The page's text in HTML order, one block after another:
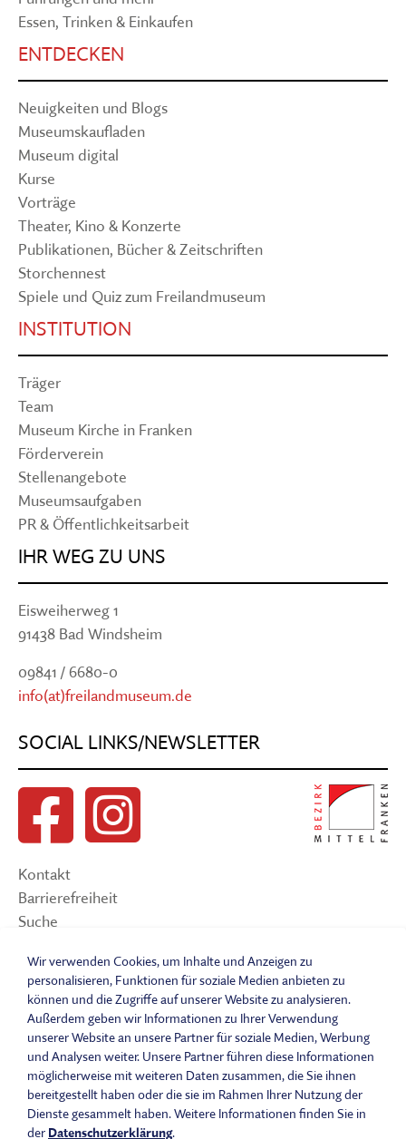
Essen, Trinken & Einkaufen
ENTDECKEN
Neuigkeiten und Blogs
Museumskaufladen
Museum digital
Kurse
Vorträge
Theater, Kino & Konzerte
Publikationen, Bücher & Zeitschriften
Storchennest
Spiele und Quiz zum Freilandmuseum
INSTITUTION
Träger
Team
Museum Kirche in Franken
Förderverein
Stellenangebote
Museumsaufgaben
PR & Öffentlichkeitsarbeit
IHR WEG ZU UNS
Eisweiherweg 1
91438 Bad Windsheim
09841 / 6680-0
info(at)freilandmuseum.de
SOCIAL LINKS/NEWSLETTER
Kontakt
Barrierefreiheit
Suche
Impressum
Datenschutzerklärung
Barrierefreiheitserklärung
Leichte Sprache
Widerrufsbelehrung
Vertrag widerrufen
AGB
Benutzungsordnung
Wir verwenden Cookies, um Inhalte und Anzeigen zu
personalisieren, Funktionen für soziale Medien anbieten zu
können und die Zugriffe auf unserer Website zu analysieren.
Außerdem geben wir Informationen zu Ihrer Verwendung
unserer Website an unsere Partner für soziale Medien, Werbung
und Analysen weiter. Unsere Partner führen diese Informationen
möglicherweise mit weiteren Daten zusammen, die Sie ihnen
bereitgestellt haben oder die sie im Rahmen Ihrer Nutzung der
Dienste gesammelt haben. Weitere Informationen finden Sie in
der Datenschutzerklärung.